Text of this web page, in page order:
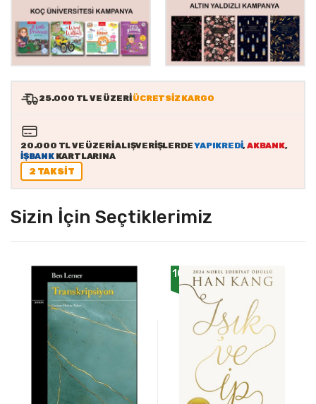
25.000 TL VE ÜZERİÜCRETSİZ KARGO
20.000 TL VE ÜZERİ ALIŞVERİŞLERDEYAPIKREDİ,AKBANK,
İŞBANKKARTLARINA
2 TAKSİT
Sizin İçin Seçtiklerimiz
1000